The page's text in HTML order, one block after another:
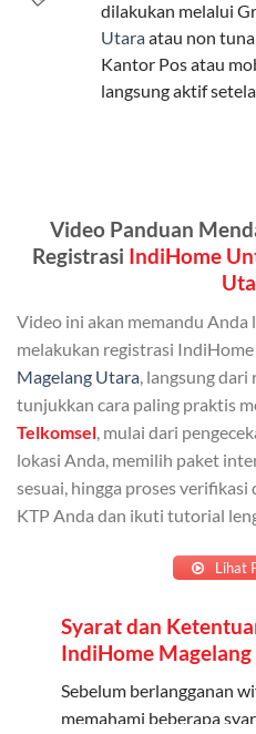
bisa membagikan internet
atau teman tanpa perlu
Berikut adalah detailnya:
Bisa Dibagi Hingga 5
Admin dapat mendaftarkan
keluarga atau teman untuk
Berlaku Nasional
Kuota keluarga bisa
untuk jaringan 2G, 3G, dan
Tidak Berlaku untuk
Kuota ini hanya bisa
Cara Menggunakan Kuota
Daftarkan Anggota:
melalui aplikasi
Bagikan Kuota: Setelah
menggunakan kuota
dilakukan melalui
Utaraatau non
Kantor Pos atau
langsung aktif
Video Panduan
Registrasi IndiHome
Video ini akan memandu Anda
melakukan registrasi
Magelang Utara , langsung
tunjukkan cara paling praktis
Telkomsel , mulai dari
lokasi Anda, memilih paket
sesuai, hingga proses verifikasi
KTP Anda dan ikuti tutorial
Lihat
Syarat dan
IndiHome
Sebelum berlangganan
memahami beberapa